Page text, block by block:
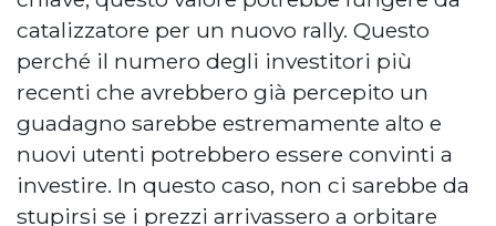
catalizzatore per un nuovo rally. Questo
perché il numero degli investitori più
recenti che avrebbero già percepito un
guadagno sarebbe estremamente alto e
nuovi utenti potrebbero essere convinti a
investire. In questo caso, non ci sarebbe da
stupirsi se i prezzi arrivassero a orbitare